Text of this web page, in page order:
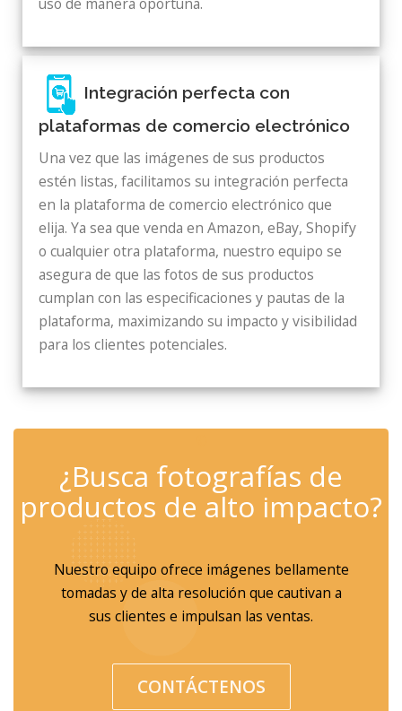
Integración perfecta con
plataformas de comercio electrónico
Una vez que las imágenes de sus productos
estén listas, facilitamos su integración perfecta
en la plataforma de comercio electrónico que
elija. Ya sea que venda en Amazon, eBay, Shopify
o cualquier otra plataforma, nuestro equipo se
asegura de que las fotos de sus productos
cumplan con las especificaciones y pautas de la
plataforma, maximizando su impacto y visibilidad
para los clientes potenciales.
¿Busca fotografías de
productos de alto impacto?
Nuestro equipo ofrece imágenes bellamente
tomadas y de alta resolución que cautivan a
sus clientes e impulsan las ventas.
CONTÁCTENOS